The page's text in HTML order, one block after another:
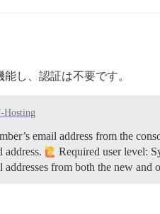
し、認証は不要です。
Hosting
email address from the
Required user level:
from both the new